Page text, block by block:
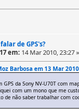
de GPS's?
em: 14 Mar 2010, 23:27 »
Barbosa em 13 Mar
GPS da Sony NV-U70T com
com um mono que me
de não saber trabalhar com